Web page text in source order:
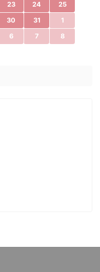
23 24 25
30 31 1
6 7 8